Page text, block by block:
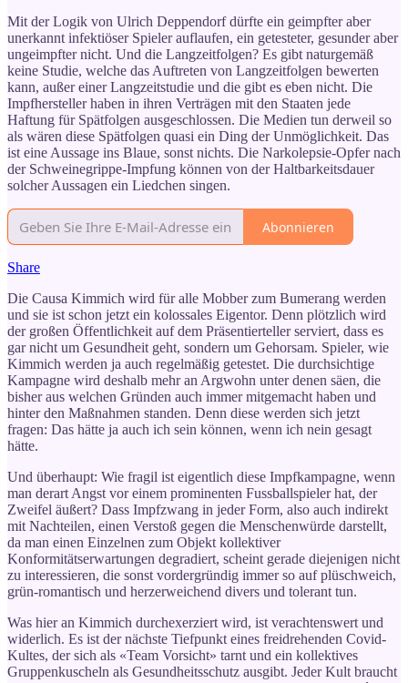
Mit der Logik von Ulrich Deppendorf dürfte ein geimpfter aber
unerkannt infektiöser Spieler auflaufen, ein getesteter, gesunder aber
ungeimpfter nicht. Und die Langzeitfolgen? Es gibt naturgemäß
keine Studie, welche das Auftreten von Langzeitfolgen bewerten
kann, außer einer Langzeitstudie und die gibt es eben nicht. Die
Impfhersteller haben in ihren Verträgen mit den Staaten jede
Haftung für Spätfolgen ausgeschlossen. Die Medien tun derweil so
als wären diese Spätfolgen quasi ein Ding der Unmöglichkeit. Das
ist eine Aussage ins Blaue, sonst nichts. Die Narkolepsie-Opfer nach
der Schweinegrippe-Impfung können von der Haltbarkeitsdauer
solcher Aussagen ein Liedchen singen.
Abonnieren
Share
Die Causa Kimmich wird für alle Mobber zum Bumerang werden
und sie ist schon jetzt ein kolossales Eigentor. Denn plötzlich wird
der großen Öffentlichkeit auf dem Präsentierteller serviert, dass es
gar nicht um Gesundheit geht, sondern um Gehorsam. Spieler, wie
Kimmich werden ja auch regelmäßig getestet. Die durchsichtige
Kampagne wird deshalb mehr an Argwohn unter denen säen, die
bisher aus welchen Gründen auch immer mitgemacht haben und
hinter den Maßnahmen standen. Denn diese werden sich jetzt
fragen: Das hätte ja auch ich sein können, wenn ich nein gesagt
hätte.
Und überhaupt: Wie fragil ist eigentlich diese Impfkampagne, wenn
man derart Angst vor einem prominenten Fussballspieler hat, der
Zweifel äußert? Dass Impfzwang in jeder Form, also auch indirekt
mit Nachteilen, einen Verstoß gegen die Menschenwürde darstellt,
da man einen Einzelnen zum Objekt kollektiver
Konformitätserwartungen degradiert, scheint gerade diejenigen nicht
zu interessieren, die sonst vordergründig immer so auf plüschweich,
grün-romantisch und herzerweichend divers und tolerant tun.
Was hier an Kimmich durchexerziert wird, ist verachtenswert und
widerlich. Es ist der nächste Tiefpunkt eines freidrehenden Covid-
Kultes, der sich als «Team Vorsicht» tarnt und ein kollektives
Gruppenkuscheln als Gesundheitsschutz ausgibt. Jeder Kult braucht